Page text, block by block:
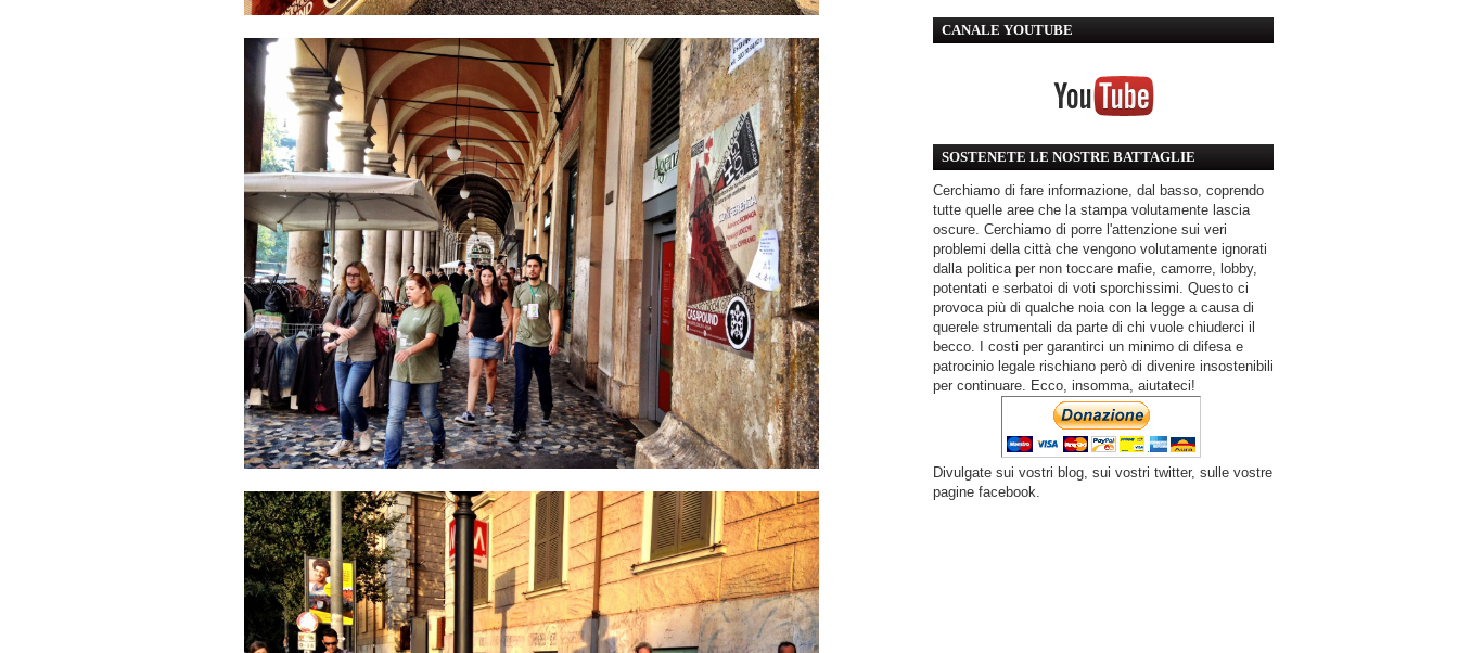
CANALE YOUTUBE
SOSTENETE LE NOSTRE BATTAGLIE
Cerchiamo di fare informazione, dal basso, coprendo
tutte quelle aree che la stampa volutamente lascia
oscure. Cerchiamo di porre l'attenzione sui veri
problemi della città che vengono volutamente ignorati
dalla politica per non toccare mafie, camorre, lobby,
potentati e serbatoi di voti sporchissimi. Questo ci
provoca più di qualche noia con la legge a causa di
querele strumentali da parte di chi vuole chiuderci il
becco. I costi per garantirci un minimo di difesa e
patrocinio legale rischiano però di divenire insostenibili
per continuare. Ecco, insomma, aiutateci!
Divulgate sui vostri blog, sui vostri twitter, sulle vostre
pagine facebook.